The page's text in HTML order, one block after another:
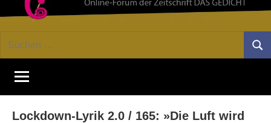
GEDICHT
blog
Forum
von
DAS
Suchen
Lockdown-Lyrik 2.0 / 165: »Die Luft wird